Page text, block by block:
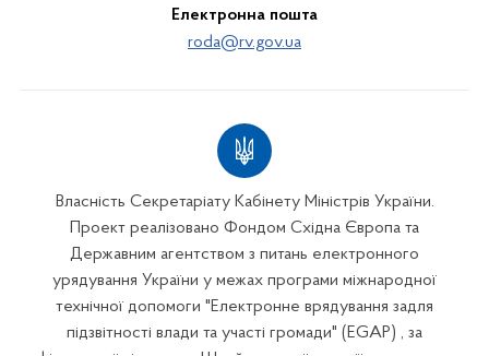
Електронна пошта
roda@rv.gov.ua
Власність Секретаріату Кабінету Міністрів України.
Проект реалізовано Фондом Східна Європа та
Державним агентством з питань електронного
урядування України у межах програми міжнародної
технічної допомоги "Електронне врядування задля
підзвітності влади та участі громади" (EGAP) , за